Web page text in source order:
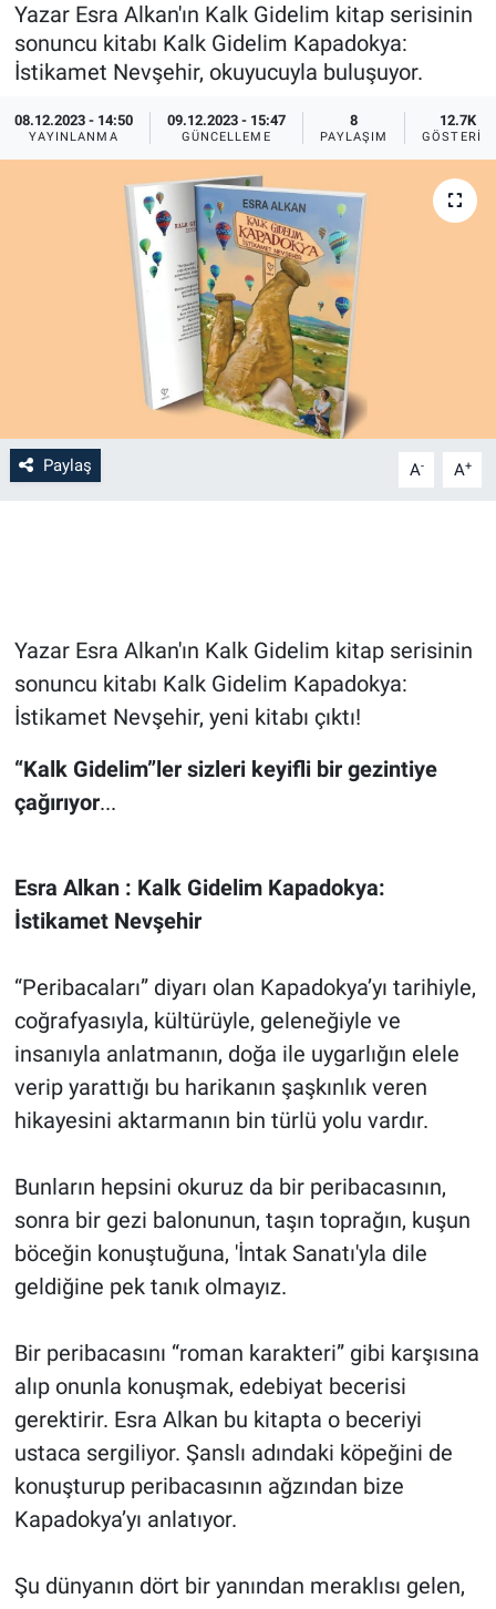
Yazar Esra Alkan'ın Kalk Gidelim kitap serisinin
sonuncu kitabı Kalk Gidelim Kapadokya:
İstikamet Nevşehir, okuyucuyla buluşuyor.
08.12.2023 - 14:50
YAYINLANMA
09.12.2023 - 15:47
GÜNCELLEME
8
PAYLAŞIM
12.7K
GÖSTERIM
Paylaş A- A+
Yazar Esra Alkan'ın Kalk Gidelim kitap serisinin
sonuncu kitabı Kalk Gidelim Kapadokya:
İstikamet Nevşehir, yeni kitabı çıktı!
“Kalk Gidelim”ler sizleri keyifli bir gezintiye
çağırıyor...
Esra Alkan : Kalk Gidelim Kapadokya:
İstikamet Nevşehir
“Peribacaları” diyarı olan Kapadokya’yı tarihiyle,
coğrafyasıyla, kültürüyle, geleneğiyle ve
insanıyla anlatmanın, doğa ile uygarlığın elele
verip yarattığı bu harikanın şaşkınlık veren
hikayesini aktarmanın bin türlü yolu vardır.
Bunların hepsini okuruz da bir peribacasının,
sonra bir gezi balonunun, taşın toprağın, kuşun
böceğin konuştuğuna, 'İntak Sanatı'yla dile
geldiğine pek tanık olmayız.
Bir peribacasını “roman karakteri” gibi karşısına
alıp onunla konuşmak, edebiyat becerisi
gerektirir. Esra Alkan bu kitapta o beceriyi
ustaca sergiliyor. Şanslı adındaki köpeğini de
konuşturup peribacasının ağzından bize
Kapadokya’yı anlatıyor.
Şu dünyanın dört bir yanından meraklısı gelen,
Sağlık
İlan - Duyuru- Mesaj
3.Sayfa
Röportaj
Kayseri
Niğde
Kırşehir
Genel
Asayiş
Kültür - Sanat
Magazin
Çevre
Haberde İnsan
İlan - Duyuru- Mesaj